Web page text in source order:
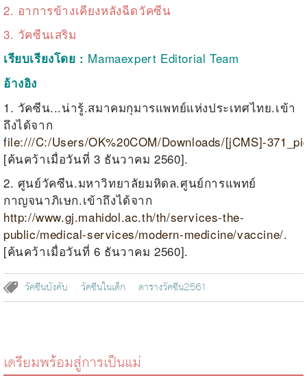
2. อาการข้างเคียงหลังฉีดวัคซีน
3. วัคซีนเสริม
เรียบเรียงโดย : Mamaexpert Editorial Team
อ้างอิง
1. วัคซีน...น่ารู้.สมาคมกุมารแพทย์แห่งประเทศไทย.เข้า
ถึงได้จาก
file:///C:/Users/OK%20COM/Downloads/[jCMS]-371
[ค้นคว้าเมื่อวันที่ 3 ธันวาคม 2560].
2. ศูนย์วัคซีน.มหาวิทยาลัยมหิดล.ศูนย์การแพทย์
กาญจนาภิเษก.เข้าถึงได้จาก
http://www.gj.mahidol.ac.th/th/services-the-
public/medical-services/modern-medicine/vaccine/.
[ค้นคว้าเมื่อวันที่ 6 ธันวาคม2560].
วัคซีนบังคับ วัคซีนในเด็ก ตารางวัคซีน2561
เตรียมพร้อมสู่การเป็นแม่